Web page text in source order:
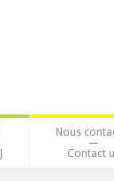
Nous
Contact